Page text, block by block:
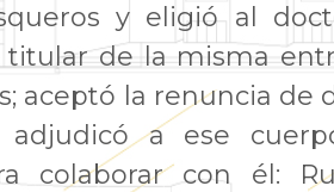
y eligió al
de la misma
aceptó la renuncia de
adjudicó a ese
colaborar con él: